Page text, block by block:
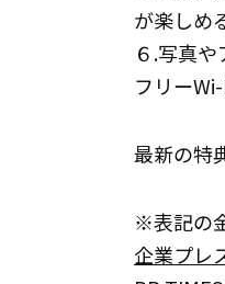
が楽しめ
６.写真
フリー
最新の特
※表記の
企業プレ